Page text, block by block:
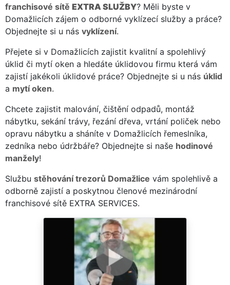
franchisové sítě EXTRA SLUŽBY? Měli byste v
Domažlicích zájem o odborné vyklízecí služby a práce?
Objednejte si u nás vyklízení.
Přejete si v Domažlicích zajistit kvalitní a spolehlivý
úklid či mytí oken a hledáte úklidovou firmu která vám
zajistí jakékoli úklidové práce? Objednejte si u nás úklid
a mytí oken.
Chcete zajistit malování, čištění odpadů, montáž
nábytku, sekání trávy, řezání dřeva, vrtání poliček nebo
opravu nábytku a sháníte v Domažlicích řemeslníka,
zedníka nebo údržbáře? Objednejte si naše hodinové
manžely!
Službu stěhování trezorů Domažlice vám spolehlivě a
odborně zajistí a poskytnou členové mezinárodní
franchisové sítě EXTRA SERVICES.